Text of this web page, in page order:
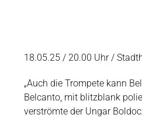
18.05.25 / 20.00 Uhr /
„Auch die Trompete kann
Belcanto, mit blitzblank
verströmte der Ungar